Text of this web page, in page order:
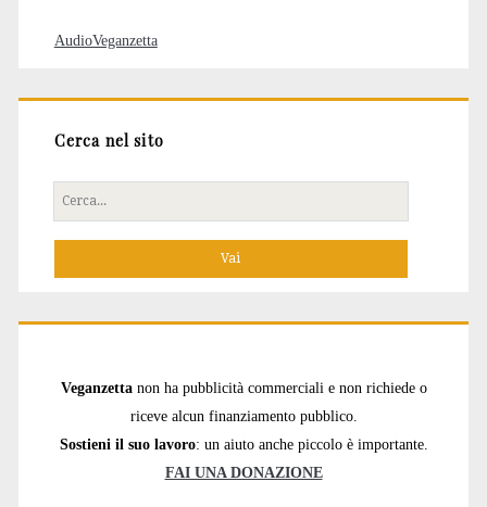
AudioVeganzetta
Cerca nel sito
Cerca
per:
Veganzetta non ha pubblicità commerciali e non richiede o
riceve alcun finanziamento pubblico.
Sostieni il suo lavoro: un aiuto anche piccolo è importante.
FAI UNA DONAZIONE